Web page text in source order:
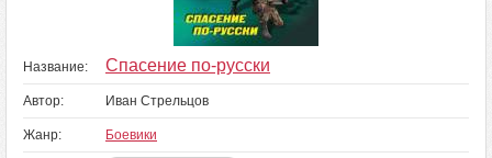
Название: Спасение по-русски
Автор: Иван Стрельцов
Жанр: Боевики